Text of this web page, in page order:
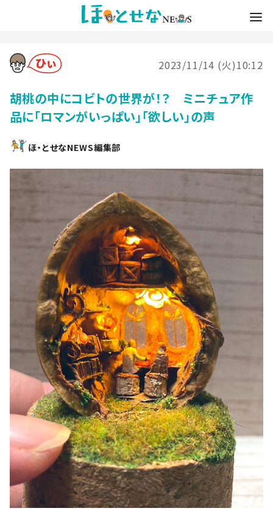
2023/11/14 (火)10:12
胡桃の中にコビトの世界が！？ ミニチュア作
品に「ロマンがいっぱい」「欲しい」の声
ほ・とせなNEWS編集部